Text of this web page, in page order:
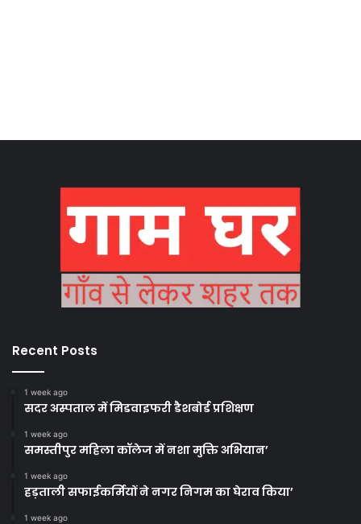
Recent Posts
1 week ago
सदर अस्पताल में मिडवाइफरी डैशबोर्ड प्रशिक्षण
1 week ago
समस्तीपुर महिला कॉलेज में नशा मुक्ति अभियान’
1 week ago
हड़ताली सफाईकर्मियों ने नगर निगम का घेराव किया’
1 week ago